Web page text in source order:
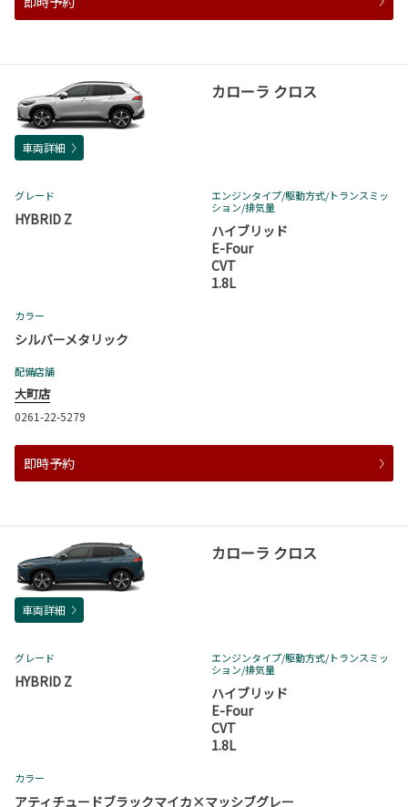
カローラ クロス
車両詳細
グレード
HYBRID Z
エンジンタイプ/駆動方式/トランスミッ
ション/排気量
ハイブリッド
E-Four
CVT
1.8L
カラー
シルバーメタリック
配備店舗
大町店
0261-22-5279
即時予約
カローラ クロス
車両詳細
グレード
HYBRID Z
エンジンタイプ/駆動方式/トランスミッ
ション/排気量
ハイブリッド
E-Four
CVT
1.8L
カラー
アティチュードブラックマイカ×マッシブグレー